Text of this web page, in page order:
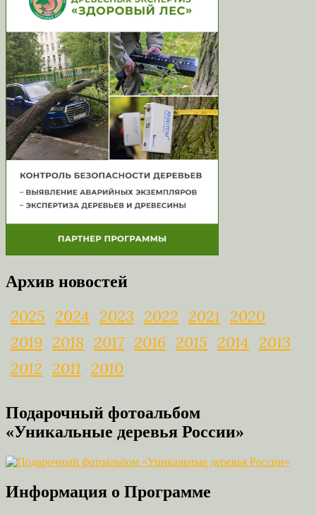
Архив новостей
2025 2024 2023 2022 2021 2020
2019 2018 2017 2016 2015 2014 2013
2012 2011 2010
Подарочный фотоальбом
«Уникальные деревья России»
Информация о Программе